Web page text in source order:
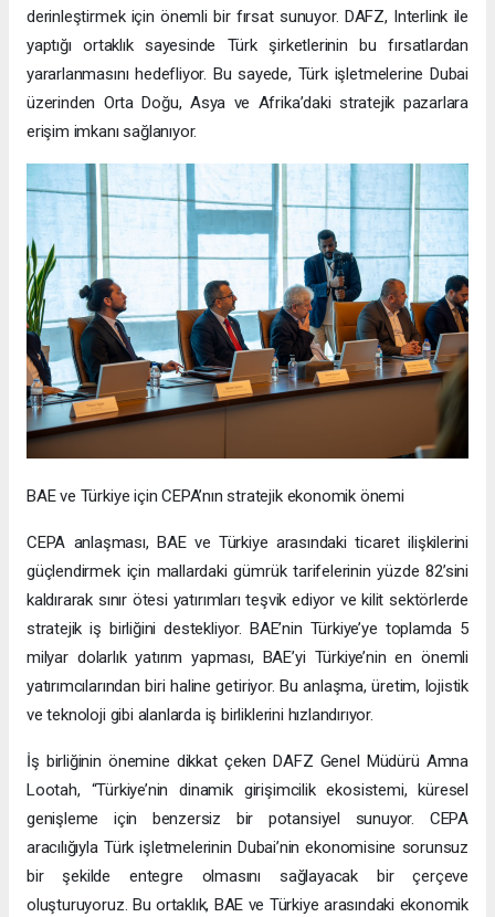
derinleştirmek için önemli bir fırsat sunuyor. DAFZ, Interlink ile
yaptığı ortaklık sayesinde Türk şirketlerinin bu fırsatlardan
yararlanmasını hedefliyor. Bu sayede, Türk işletmelerine Dubai
üzerinden Orta Doğu, Asya ve Afrika’daki stratejik pazarlara
erişim imkanı sağlanıyor.
BAE ve Türkiye için CEPA’nın stratejik ekonomik önemi
CEPA anlaşması, BAE ve Türkiye arasındaki ticaret ilişkilerini
güçlendirmek için mallardaki gümrük tarifelerinin yüzde 82’sini
kaldırarak sınır ötesi yatırımları teşvik ediyor ve kilit sektörlerde
stratejik iş birliğini destekliyor. BAE’nin Türkiye’ye toplamda 5
milyar dolarlık yatırım yapması, BAE’yi Türkiye’nin en önemli
yatırımcılarından biri haline getiriyor. Bu anlaşma, üretim, lojistik
ve teknoloji gibi alanlarda iş birliklerini hızlandırıyor.
İş birliğinin önemine dikkat çeken DAFZ Genel Müdürü Amna
Lootah, “Türkiye’nin dinamik girişimcilik ekosistemi, küresel
genişleme için benzersiz bir potansiyel sunuyor. CEPA
aracılığıyla Türk işletmelerinin Dubai’nin ekonomisine sorunsuz
bir şekilde entegre olmasını sağlayacak bir çerçeve
oluşturuyoruz. Bu ortaklık, BAE ve Türkiye arasındaki ekonomik